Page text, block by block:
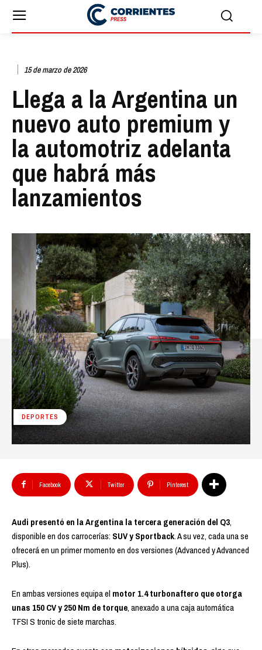
15 de marzo de 2026
Llega a la Argentina un
nuevo auto premium y
la automotriz adelanta
que habrá más
lanzamientos
DEPORTES
Facebook Twitter Pinterest
Audi presentó en la Argentina la tercera generación del Q3,
disponible en dos carrocerías: SUV y Sportback. A su vez, cada una se
ofrecerá en un primer momento en dos versiones (Advanced y Advanced
Plus).
En ambas versiones equipa el motor 1.4 turbonaftero que otorga
unas 150 CV y 250 Nm de torque, anexado a una caja automática
TFSI S tronic de siete marchas.